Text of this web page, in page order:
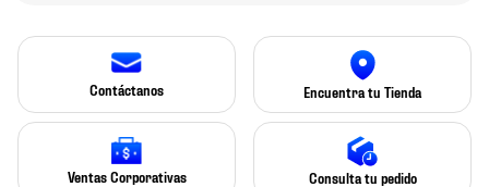
Contáctanos Encuentra tu Tienda
Ventas Corporativas Consulta tu pedido